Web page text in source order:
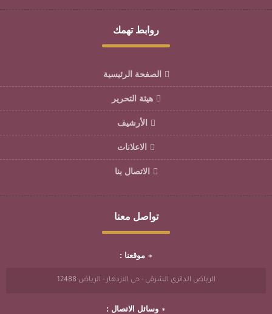
روابط تهمك
الصفحة الرئيسية
هيئة التحرير
الأرشيف
الاعلانات
الاتصال بنا
تواصل معنا
موقعنا :
الرياض الدائري الشرقي - حي الازدهار - الرياض 12488
وسائل الاتصال :